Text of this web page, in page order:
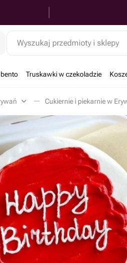
Wyszukaj przedmioty i sklepy
Truskawki w czekoladzie
Cukiernie i piekarnie w